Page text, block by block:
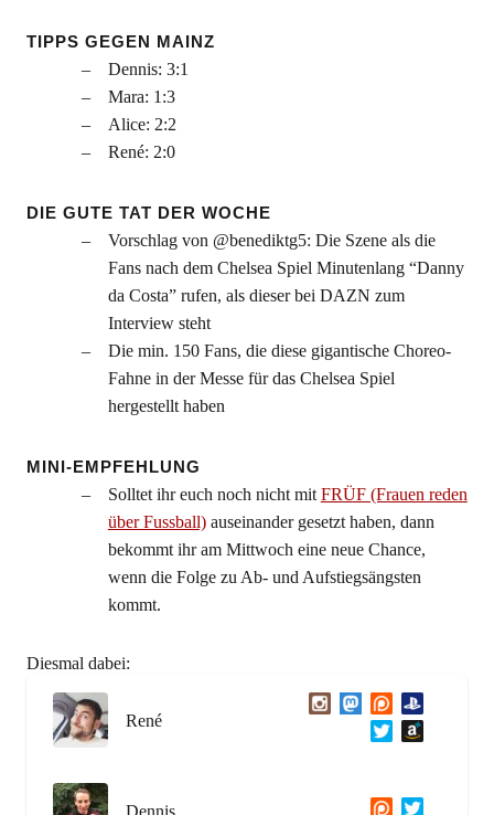
TIPPS GEGEN MAINZ
Dennis: 3:1
Mara: 1:3
Alice: 2:2
René: 2:0
DIE GUTE TAT DER WOCHE
Vorschlag von @benediktg5: Die Szene als die
Fans nach dem Chelsea Spiel Minutenlang “Danny
da Costa” rufen, als dieser bei DAZN zum
Interview steht
Die min. 150 Fans, die diese gigantische Choreo-
Fahne in der Messe für das Chelsea Spiel
hergestellt haben
MINI-EMPFEHLUNG
Solltet ihr euch noch nicht mit FRÜF (Frauen reden
über Fussball)auseinander gesetzt haben, dann
bekommt ihr am Mittwoch eine neue Chance,
wenn die Folge zu Ab- und Aufstiegsängsten
kommt.
Diesmal dabei:
René
Dennis